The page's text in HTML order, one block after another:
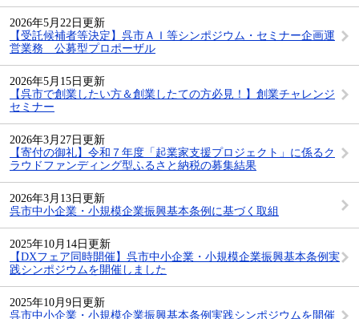
2026年5月22日更新
【受託候補者等決定】呉市ＡＩ等シンポジウム・セミナー企画運
営業務 公募型プロポーザル
2026年5月15日更新
【呉市で創業したい方＆創業したての方必見！】創業チャレンジ
セミナー
2026年3月27日更新
【寄付の御礼】令和７年度「起業家支援プロジェクト」に係るク
ラウドファンディング型ふるさと納税の募集結果
2026年3月13日更新
呉市中小企業・小規模企業振興基本条例に基づく取組
2025年10月14日更新
【DXフェア同時開催】呉市中小企業・小規模企業振興基本条例実
践シンポジウムを開催しました
2025年10月9日更新
呉市中小企業・小規模企業振興基本条例実践シンポジウムを開催